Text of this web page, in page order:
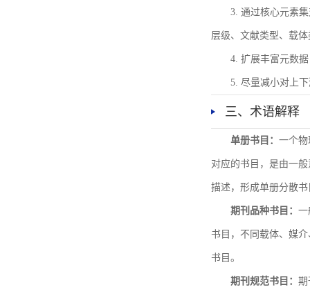
3. 通过核心元素
层级、文献类型、载
4. 扩展丰富元数
5. 尽量减小对上
三、术语解释
单册书目： 一个
对应的书目，是由一
描述，形成单册分散
期刊品种书目： 一
书目，不同载体、媒
书目。
期刊规范书目： 期